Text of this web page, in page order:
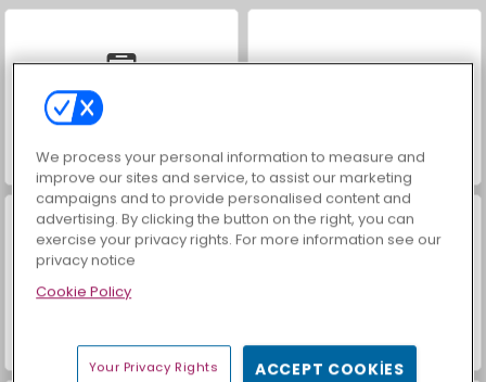
Sosyal İskambil Trollface Quest: USA 2
Masha and the Bear: Meadows Farm Merge Valley
We process your personal information to measure and
improve our sites and service, to assist our marketing
campaigns and to provide personalised content and
advertising. By clicking the button on the right, you can
exercise your privacy rights. For more information see our
privacy notice
Cookie Policy
Your Privacy Rights ACCEPT COOKIES